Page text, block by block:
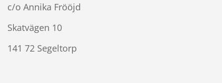
c/o Annika Frööjd
Skatvägen 10
141 72 Segeltorp